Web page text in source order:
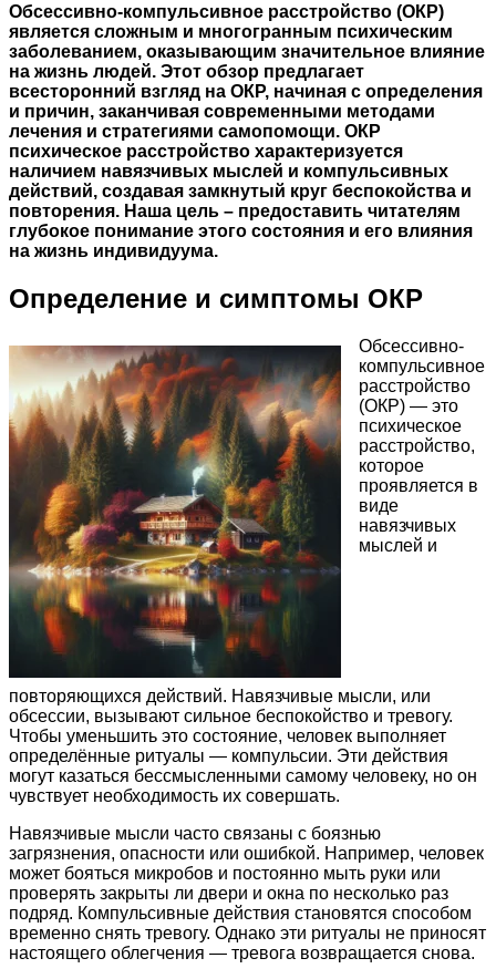
Обсессивно-компульсивное расстройство (ОКР)
является сложным и многогранным психическим
заболеванием, оказывающим значительное влияние
на жизнь людей. Этот обзор предлагает
всесторонний взгляд на ОКР, начиная с определения
и причин, заканчивая современными методами
лечения и стратегиями самопомощи. ОКР
психическое расстройство характеризуется
наличием навязчивых мыслей и компульсивных
действий, создавая замкнутый круг беспокойства и
повторения. Наша цель – предоставить читателям
глубокое понимание этого состояния и его влияния
на жизнь индивидуума.
Определение и симптомы ОКР
Обсессивно-
компульсивное
расстройство
(ОКР) — это
психическое
расстройство,
которое
проявляется в
виде
навязчивых
мыслей и
повторяющихся действий. Навязчивые мысли, или
обсессии, вызывают сильное беспокойство и тревогу.
Чтобы уменьшить это состояние, человек выполняет
определённые ритуалы — компульсии. Эти действия
могут казаться бессмысленными самому человеку, но он
чувствует необходимость их совершать.
Навязчивые мысли часто связаны с боязнью
загрязнения, опасности или ошибкой. Например, человек
может бояться микробов и постоянно мыть руки или
проверять закрыты ли двери и окна по несколько раз
подряд. Компульсивные действия становятся способом
временно снять тревогу. Однако эти ритуалы не приносят
настоящего облегчения — тревога возвращается снова.